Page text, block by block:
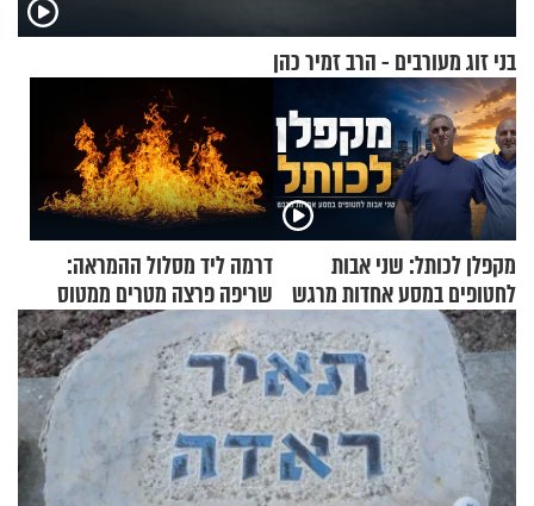
בני זוג מעורבים - הרב זמיר כהן
מקפלן לכותל: שני אבות
לחטופים במסע אחדות מרגש
דרמה ליד מסלול ההמראה:
שריפה פרצה מטרים ממטוס
מלא בנוסעים